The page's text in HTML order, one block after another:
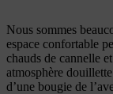
Nous sommes
espace confortable
chauds de cannelle
atmosphère
d’une bougie de